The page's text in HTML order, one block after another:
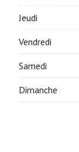
Jeudi
Vendredi
Samedi
Dimanche